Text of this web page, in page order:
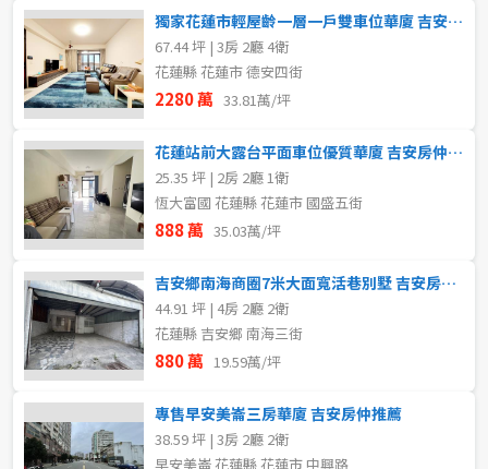
獨家花蓮市輕屋齡一層一戶雙車位華廈 吉安房仲推薦
67.44 坪 | 3房 2廳 4衛
花蓮縣 花蓮市 德安四街
2280 萬 33.81萬/坪
花蓮站前大露台平面車位優質華廈 吉安房仲推薦
25.35 坪 | 2房 2廳 1衛
恆大富國 花蓮縣 花蓮市 國盛五街
888 萬 35.03萬/坪
吉安鄉南海商圈7米大面寬活巷別墅 吉安房仲推薦
44.91 坪 | 4房 2廳 2衛
花蓮縣 吉安鄉 南海三街
880 萬 19.59萬/坪
專售早安美崙三房華廈 吉安房仲推薦
38.59 坪 | 3房 2廳 2衛
早安美崙 花蓮縣 花蓮市 中興路